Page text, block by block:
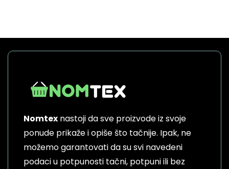
Nomtex nastoji da sve proizvode iz svoje
ponude prikaže i opiše što tačnije. Ipak, ne
možemo garantovati da su svi navedeni
podaci u potpunosti tačni, potpuni ili bez